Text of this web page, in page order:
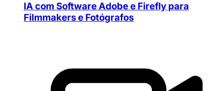
IA com Software Adobe e Firefly para
Filmmakers e Fotógrafos